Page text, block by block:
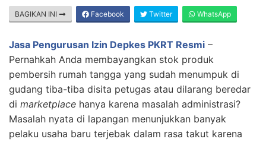
BAGIKAN INI Facebook Twitter WhatsApp
Jasa Pengurusan Izin Depkes PKRT Resmi –
Pernahkah Anda membayangkan stok produk
pembersih rumah tangga yang sudah menumpuk di
gudang tiba-tiba disita petugas atau dilarang beredar
di marketplace hanya karena masalah administrasi?
Masalah nyata di lapangan menunjukkan banyak
pelaku usaha baru terjebak dalam rasa takut karena